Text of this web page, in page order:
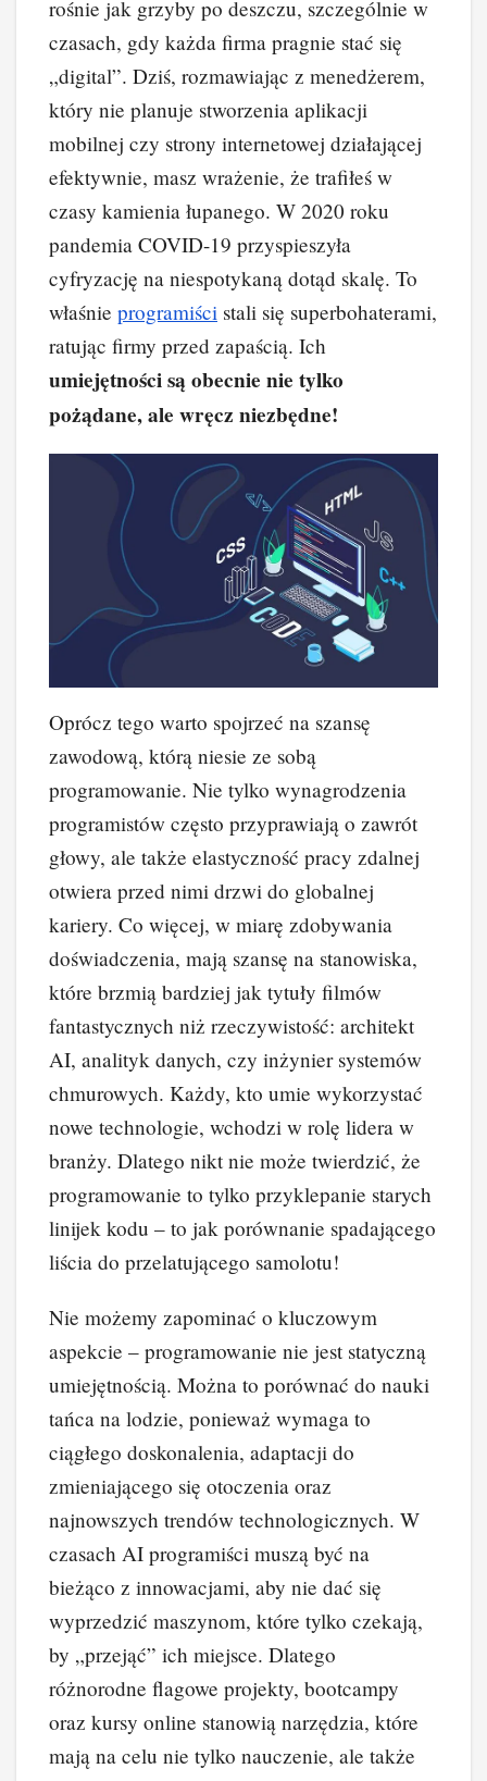
rośnie jak grzyby po deszczu, szczególnie w
czasach, gdy każda firma pragnie stać się
„digital”. Dziś, rozmawiając z menedżerem,
który nie planuje stworzenia aplikacji
mobilnej czy strony internetowej działającej
efektywnie, masz wrażenie, że trafiłeś w
czasy kamienia łupanego. W 2020 roku
pandemia COVID-19 przyspieszyła
cyfryzację na niespotykaną dotąd skalę. To
właśnie programiści stali się superbohaterami,
ratując firmy przed zapaścią. Ich
umiejętności są obecnie nie tylko
pożądane, ale wręcz niezbędne!
Oprócz tego warto spojrzeć na szansę
zawodową, którą niesie ze sobą
programowanie. Nie tylko wynagrodzenia
programistów często przyprawiają o zawrót
głowy, ale także elastyczność pracy zdalnej
otwiera przed nimi drzwi do globalnej
kariery. Co więcej, w miarę zdobywania
doświadczenia, mają szansę na stanowiska,
które brzmią bardziej jak tytuły filmów
fantastycznych niż rzeczywistość: architekt
AI, analityk danych, czy inżynier systemów
chmurowych. Każdy, kto umie wykorzystać
nowe technologie, wchodzi w rolę lidera w
branży. Dlatego nikt nie może twierdzić, że
programowanie to tylko przyklepanie starych
linijek kodu – to jak porównanie spadającego
liścia do przelatującego samolotu!
Nie możemy zapominać o kluczowym
aspekcie – programowanie nie jest statyczną
umiejętnością. Można to porównać do nauki
tańca na lodzie, ponieważ wymaga to
ciągłego doskonalenia, adaptacji do
zmieniającego się otoczenia oraz
najnowszych trendów technologicznych. W
czasach AI programiści muszą być na
bieżąco z innowacjami, aby nie dać się
wyprzedzić maszynom, które tylko czekają,
by „przejąć” ich miejsce. Dlatego
różnorodne flagowe projekty, bootcampy
oraz kursy online stanowią narzędzia, które
mają na celu nie tylko nauczenie, ale także